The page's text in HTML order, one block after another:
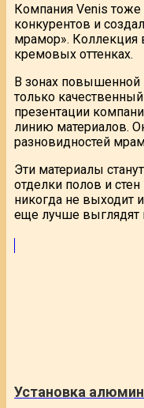
Компания Venis тоже
конкурентов и
мрамор». Коллекция
кремовых оттенках.
В зонах повышенной
только
презентации
линию материалов.
разновидностей
Эти материалы
отделки полов и
никогда не выходит
еще лучше выглядят
Установка